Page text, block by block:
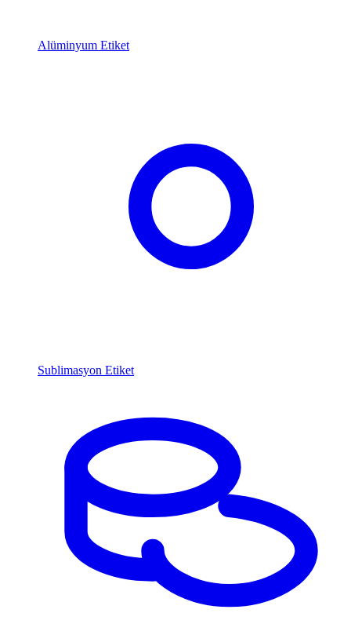
Alüminyum Etiket
Sublimasyon Etiket